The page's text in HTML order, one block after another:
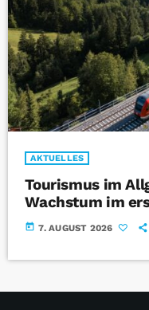
AKTUELLES
Tourismus im
Wachstum im
today 7. AUGUST 2026